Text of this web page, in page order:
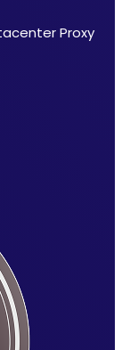
Proxy